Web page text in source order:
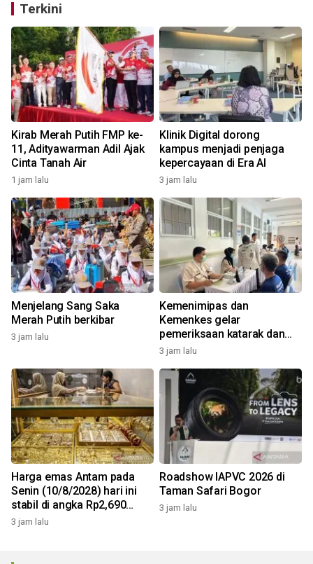
Terkini
Kirab Merah Putih FMP ke-
11, Adityawarman Adil Ajak
Cinta Tanah Air
1 jam lalu
Klinik Digital dorong
kampus menjadi penjaga
kepercayaan di Era AI
3 jam lalu
Menjelang Sang Saka
Merah Putih berkibar
3 jam lalu
Kemenimipas dan
Kemenkes gelar
pemeriksaan katarak dan
CKG sambut HUT RI
3 jam lalu
Harga emas Antam pada
Senin (10/8/2028) hari ini
stabil di angka Rp2,690
juta/gr
3 jam lalu
Roadshow IAPVC 2026 di
Taman Safari Bogor
3 jam lalu